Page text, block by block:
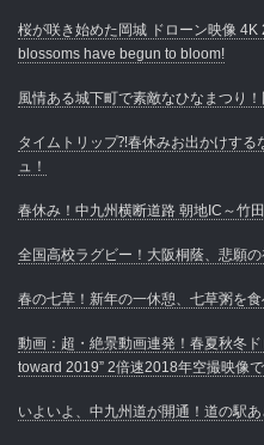
桜が咲き始めた岡城 ドローン映像
blossoms have begun to bloom!
風情ある城下町で素敵なひなまつり
タイムトリップ⁈春休みお出かけす
ュ！
春休み！中九州横断道路 朝地IC～竹
全国高校ラグビー！大阪桐蔭、悲願
春の七草！新年の一休憩、七草粥を食
動画：超・絶景動画連発！春夏秋冬
toward 2019” 2倍速2018年空撮映像で
いよいよ、中九州道が開通！道の駅